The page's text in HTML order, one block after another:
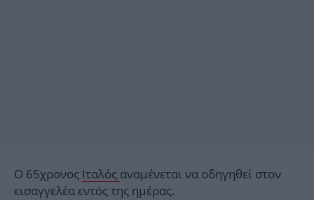
Ο 65χρονος Ιταλός αναμένεται να οδηγηθεί στον
εισαγγελέα εντός της ημέρας.